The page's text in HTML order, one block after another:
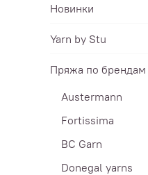
Новинки
Yarn by Stu
Пряжа по брендам
Austermann
Fortissima
BC Garn
Donegal yarns